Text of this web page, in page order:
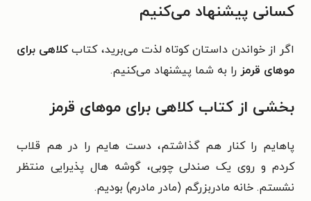
کسانی پیشنهاد می‌کنیم
اگر از خواندن داستان کوتاه لذت می‌برید، کتاب کلاهی برای
موهای قرمز را به شما پیشنهاد می‌کنیم.
بخشی از کتاب کلاهی برای موهای قرمز
پاهایم را کنار هم گذاشتم، دست هایم را در هم قلاب
کردم و روی یک صندلی چوبی، گوشه هال پذیرایی منتظر
نشستم. خانه مادربزرگم (مادر مادرم) بودیم.